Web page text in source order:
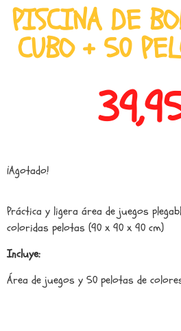
PISCINA DE
CUBO + 50
¡Agotado!
Práctica y ligera área de juegos
coloridas pelotas (90 x 90 x 90 cm)
Incluye:
Área de juegos y 50 pelotas de